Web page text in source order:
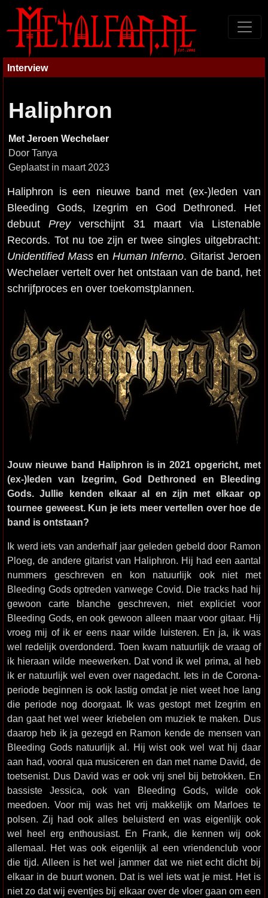
Interview
Haliphron
Met Jeroen Wechelaer
Door Tanya
Geplaatst in maart 2023
Haliphron is een nieuwe band met (ex-)leden van
Bleeding Gods, Izegrim en God Dethroned. Het
debuutPreyverschijnt 31 maart via Listenable
Records. Tot nu toe zijn er twee singles uitgebracht:
Unidentified Massen Human Inferno. Gitarist Jeroen
Wechelaer vertelt over het ontstaan van de band, het
schrijfproces en over toekomstplannen.
Jouw nieuwe band Haliphron is in 2021 opgericht, met
(ex-)leden van Izegrim, God Dethroned en Bleeding
Gods. Jullie kenden elkaar al en zijn met elkaar op
tournee geweest. Kun je iets meer vertellen over hoe de
band is ontstaan?
Ik werd iets van anderhalf jaar geleden gebeld door Ramon
Ploeg, de andere gitarist van Haliphron. Hij had een aantal
nummers geschreven en kon natuurlijk ook niet met
Bleeding Gods optreden vanwege Covid. Die tracks had hij
gewoon carte blanche geschreven, niet expliciet voor
Bleeding Gods, en ook gewoon alleen maar voor gitaar. Hij
vroeg mij of ik er eens naar wilde luisteren. En ja, ik was
wel redelijk overdonderd. Toen kwam natuurlijk de vraag of
ik hieraan wilde meewerken. Dat vond ik wel prima, al heb
ik er natuurlijk wel even over nagedacht. Iets in de Corona-
periode beginnen is ook lastig omdat je niet weet hoe lang
die periode nog doorgaat. Ik was gestopt met Izegrim en
dan gaat het wel weer kriebelen om muziek te maken. Dus
daarop heb ik ja gezegd en Ramon kende de mensen van
Bleeding Gods natuurlijk al. Hij wist ook wel wat hij daar
aan had, vooral qua musiceren en dan met name David, de
toetsenist. Dus David was er ook vrij snel bij betrokken. En
bassiste Jessica, ook van Bleeding Gods, wilde ook
meedoen. Voor mij was het vrij makkelijk om Marloes te
polsen. Zij had ook alles beluisterd en was eigenlijk ook
wel heel erg enthousiast. En Frank, die kennen wij ook
allemaal. Het was ook eigenlijk al een vriendenclub voor
die tijd. Alleen is het wel jammer dat we niet echt dicht bij
elkaar in de buurt wonen. Dat is wel iets wat je mist. Het is
niet zo dat wij eventjes bij elkaar over de vloer gaan om een